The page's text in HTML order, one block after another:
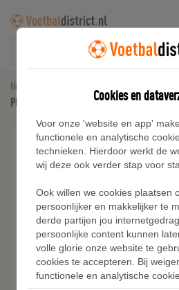
Home
PUMA FUTURE 8 PLAY FG/AG voetbalschoenen,
Cookies en
Voor onze 'website en app'
functionele en analytische
technieken. Hierdoor werkt de
wij deze ook verder stap voor
Ook willen we cookies plaatsen
persoonlijker en makkelijker te
derde partijen jou
persoonlijke content kunnen
volle glorie onze website te
cookies te accepteren. Bij
functionele en analytische